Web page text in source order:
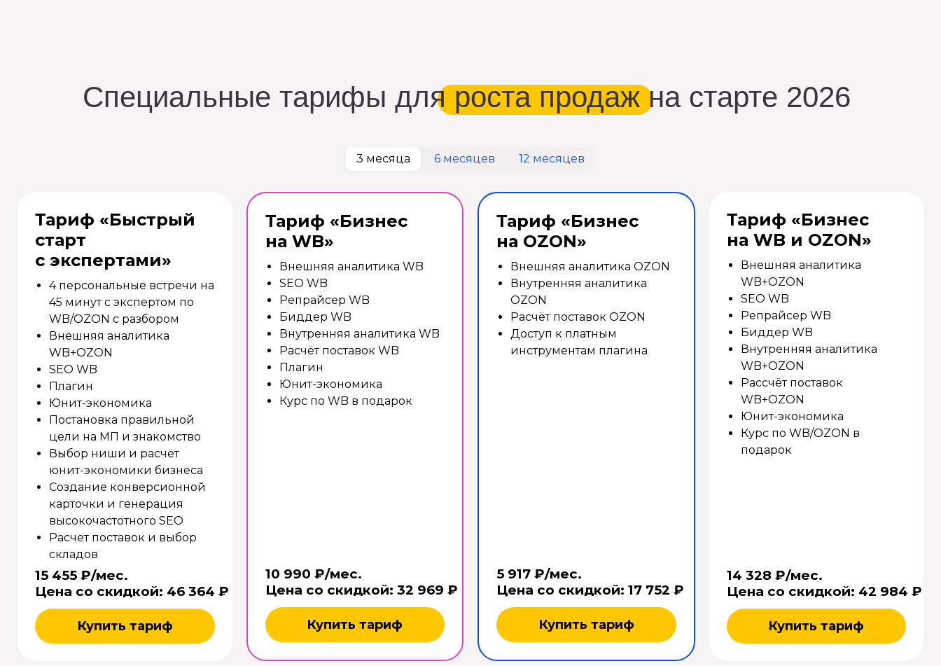
Специальные тарифы для роста продаж на старте 2026
3 месяца 6 месяцев 12 месяцев
Тариф «Быстрый
старт
с экспертами»
4 персональные встречи на
45 минут с экспертом по
WB/OZON с разбором
Внешняя аналитика
WB+OZON
SEO WB
Плагин
Юнит-экономика
Постановка правильной
цели на МП и знакомство
Выбор ниши и расчёт
юнит-экономики бизнеса
Создание конверсионной
карточки и генерация
высокочастотного SEO
Расчет поставок и выбор
складов
15 455 ₽/мес.
Цена со скидкой: 46 364 ₽
Купить тариф
Тариф «Бизнес
на WB»
Внешняя аналитика WB
SEO WB
Репрайсер WB
Биддер WB
Внутренняя аналитика WB
Расчёт поставок WB
Плагин
Юнит-экономика
Курс по WB в подарок
10 990 ₽/мес.
Цена со скидкой: 32 969 ₽
Купить тариф
Тариф «Бизнес
на OZON»
Внешняя аналитика OZON
Внутренняя аналитика
OZON
Расчёт поставок OZON
Доступ к платным
инструментам плагина
5 917 ₽/мес.
Цена со скидкой: 17 752 ₽
Купить тариф
Тариф «Бизнес
на WB и OZON»
Внешняя аналитика
WB+OZON
SEO WB
Репрайсер WB
Биддер WB
Внутренняя аналитика
WB+OZON
Рассчёт поставок
WB+OZON
Юнит-экономика
Курс по WB/OZON в
подарок
14 328 ₽/мес.
Цена со скидкой: 42 984 ₽
Купить тариф